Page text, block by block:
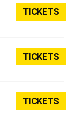
TICKETS
TICKETS
TICKETS